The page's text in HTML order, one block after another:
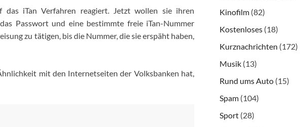
iTan Verfahren reagiert. Jetzt wollen sie ihren
Passwort und eine bestimmte freie iTan-Nummer
zu tätigen, bis die Nummer, die sie erspäht haben,
mit den Internetseiten der Volksbanken hat,
Kinofilm (82)
Kostenloses (18)
Kurznachrichten (172)
Musik (13)
Rund ums Auto (15)
Spam (104)
Sport (28)